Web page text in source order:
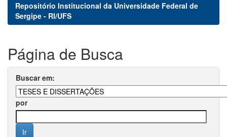
Repositório Institucional da Universidade Federal de
Sergipe - RI/UFS
Página de Busca
Buscar em:
por